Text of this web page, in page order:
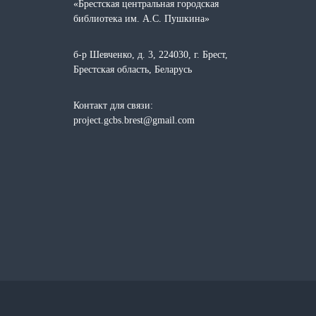
«Брестская центральная городская
библиотека им. А.С. Пушкина»
б-р Шевченко, д. 3, 224030, г. Брест,
Брестская область, Беларусь
Контакт для связи:
project.gcbs.brest@gmail.com